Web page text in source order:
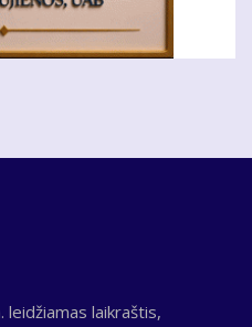
laikraštis,